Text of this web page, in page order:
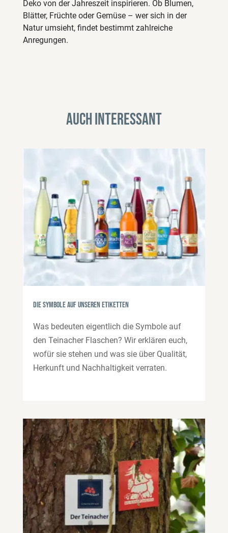
Deko von der Jahreszeit inspirieren. Ob Blumen,
Blätter, Früchte oder Gemüse – wer sich in der
Natur umsieht, findet bestimmt zahlreiche
Anregungen.
Auch interessant
Die Symbole auf unseren Etiketten
Was bedeuten eigentlich die Symbole auf
den Teinacher Flaschen? Wir erklären euch,
wofür sie stehen und was sie über Qualität,
Herkunft und Nachhaltigkeit verraten.